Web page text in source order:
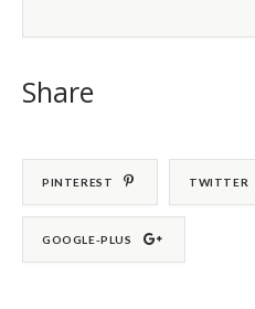
Share
PINTEREST TWITTER
GOOGLE-PLUS